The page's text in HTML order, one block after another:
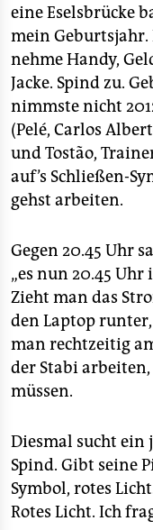
eine Eselsbrücke
mein Geburtsjahr.
nehme Handy,
Jacke. Spind zu.
nimmste nicht
(Pelé, Carlos
und Tostão,
auf’s Schließen-
gehst arbeiten.
Gegen 20.45 Uhr
„es nun 20.45 Uhr
Zieht man das
den Laptop runter,
man rechtzeitig
der Stabi
müssen.
Diesmal sucht ein
Spind. Gibt seine
Symbol, rotes
Rotes Licht. Ich